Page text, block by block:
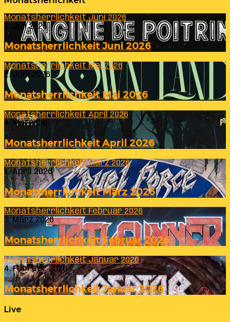
Monatsherrlichkeit Juni 2026
1. Juli 2026
Monatsherrlichkeit Juni 2026
Monatsherrlichkeit Mai 2026
2. Juni 2026
Monatsherrlichkeit Mai 2026
Monatsherrlichkeit April 2026
4. Mai 2026
Monatsherrlichkeit April 2026
Monatsherrlichkeit März 2026
1. April 2026
Monatsherrlichkeit März 2026
Monatsherrlichkeit Februar 2026
3. März 2026
Monatsherrlichkeit Februar 2026
Monatsherrlichkeit Januar 2026
4. Februar 2026
Monatsherrlichkeit Januar 2026
Live